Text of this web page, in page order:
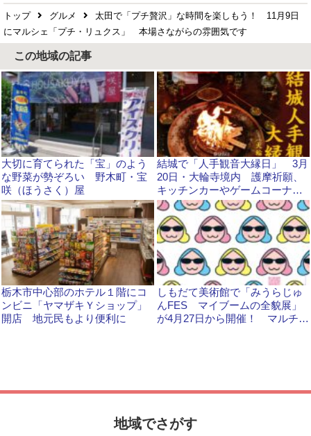
トップ グルメ
太田で「プチ贅沢」な時間を楽しもう！ 11月9日
にマルシェ「プチ・リュクス」 本場さながらの雰囲気です
この地域の記事
大切に育てられた「宝」のよう
な野菜が勢ぞろい 野木町・宝
咲（ほうさく）屋
結城で「人手観音大縁日」 3月
20日・大輪寺境内 護摩祈願、
キッチンカーやゲームコーナー
も
栃木市中心部のホテル１階にコ
ンビニ「ヤマザキＹショップ」
開店 地元民もより便利に
しもだて美術館で「みうらじゅ
んFES マイブームの全貌展」
が4月27日から開催！ マルチな
地域でさがす